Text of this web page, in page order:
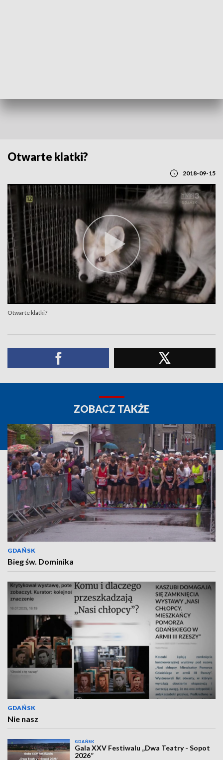
Otwarte klatki?
2018-09-15
Otwarte klatki?
ZOBACZ TAKŻE
GDAŃSK
Bieg św. Dominika
GDAŃSK
Nie nasz
GDAŃSK
Gala XXV Festiwalu „Dwa Teatry - Sopot
2026”